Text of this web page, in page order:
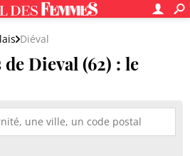
Diéval
Dieval (62) : le